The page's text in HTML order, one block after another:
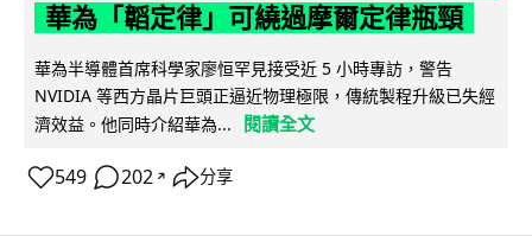
華為「韜定律」可繞過摩爾定律瓶頸
華為半導體首席科學家廖恒罕見接受近 5 小時專訪，警告
NVIDIA 等西方晶片巨頭正逼近物理極限，傳統製程升級已失經
濟效益。他同時介紹華為...
閱讀全文
549 202 ↗ 分享